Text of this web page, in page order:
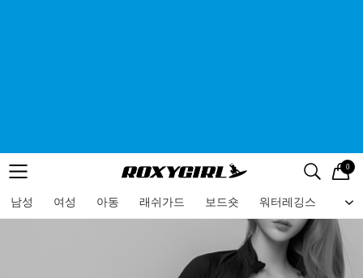
메뉴 검색
로고 0
남성 여성 아동 래쉬가드 보드숏 워터레깅스 비
메뉴